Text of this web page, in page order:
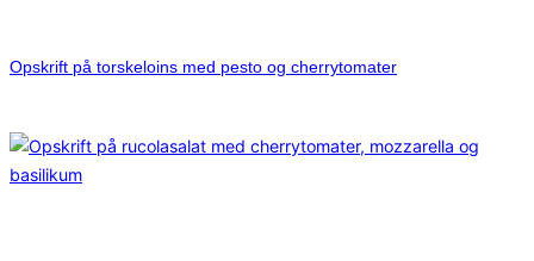
Opskrift på torskeloins med pesto og cherrytomater